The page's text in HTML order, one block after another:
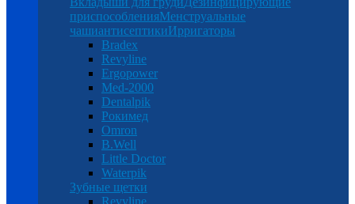
приспособленияМенструальные
чашиантисептикиИрригаторы
Bradex
Revyline
Ergopower
Med-2000
Dentalpik
Рокимед
Omron
B.Well
Little Doctor
Waterpik
Зубные щетки
Revyline